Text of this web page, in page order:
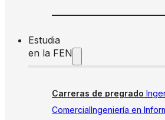
Estudia
en la FEN
Carreras de pregrado
ComercialIngeniería en